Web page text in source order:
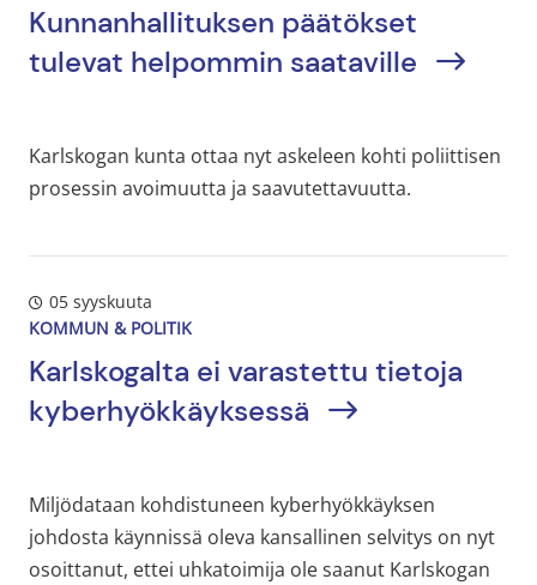
Kunnanhallituksen päätökset
tulevat helpommin saataville
Karlskogan kunta ottaa nyt askeleen kohti poliittisen
prosessin avoimuutta ja saavutettavuutta.
05 syyskuuta
KOMMUN & POLITIK
Karlskogalta ei varastettu tietoja
kyberhyökkäyksessä
Miljödataan kohdistuneen kyberhyökkäyksen
johdosta käynnissä oleva kansallinen selvitys on nyt
osoittanut, ettei uhkatoimija ole saanut Karlskogan